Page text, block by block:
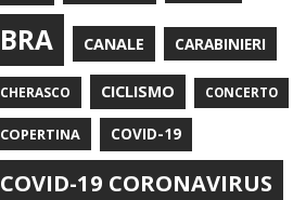
BRA CANALE CARABINIERI
CHERASCO CICLISMO CONCERTO
COPERTINA COVID-19
COVID-19 CORONAVIRUS